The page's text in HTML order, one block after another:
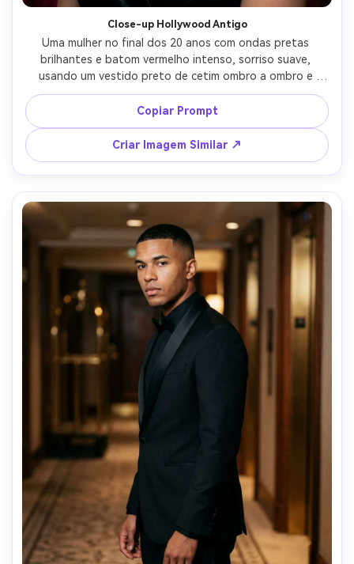
Close-up Hollywood Antigo
Uma mulher no final dos 20 anos com ondas pretas
brilhantes e batom vermelho intenso, sorriso suave,
usando um vestido preto de cetim ombro a ombro e
brincos de diamante, cenário de estúdio clássico de
Hollywood com cortinas de veludo, iluminação de estúdio
com octabox grande e luz de cabelo sutil, Canon EOS R5
85mm f/1.4, enquadramento cabeça-e-ombros justo,
atmosfera elegante e atemporal, textura natural da pele
com retoque suave, brilhos definidos nos olhos, alta
resolução, foco nítido, contraste cinematográfico --ar 4:5
Copiar Prompt
Criar Imagem Similar ↗